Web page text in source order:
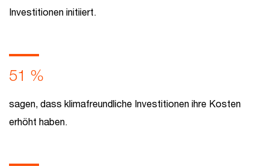
Investitionen initiiert.
51 %
sagen, dass klimafreundliche Investitionen ihre Kosten
erhöht haben.